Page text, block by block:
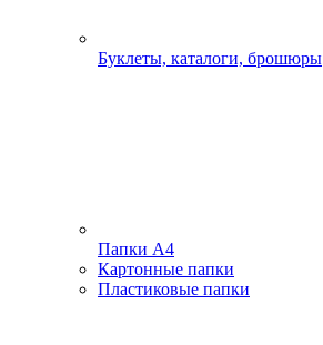
Буклеты, каталоги, брошюры
Папки А4
Картонные папки
Пластиковые папки